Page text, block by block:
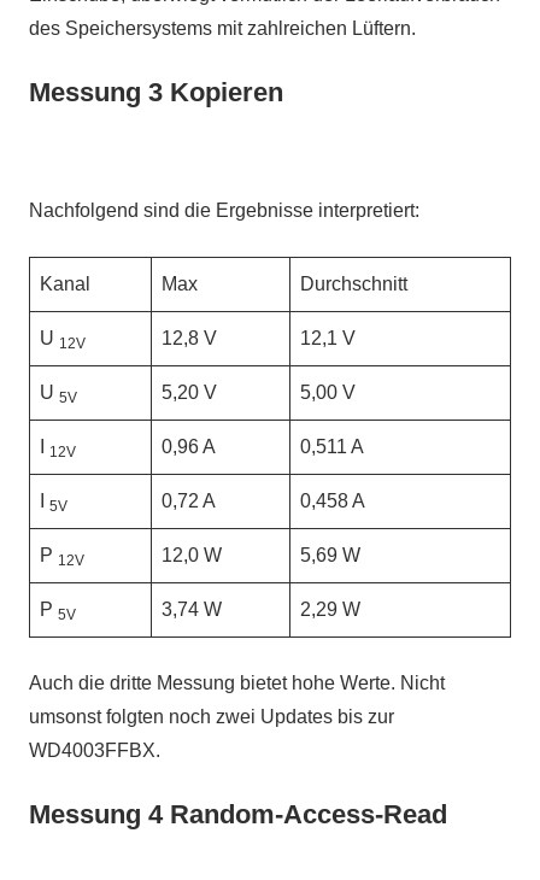
des Speichersystems mit zahlreichen Lüftern.
Messung 3 Kopieren
Nachfolgend sind die Ergebnisse interpretiert:
Kanal Max Durchschnitt
U 12V 12,8 V 12,1 V
U 5V 5,20 V 5,00 V
12V 0,96 A 0,511 A
5V 0,72 A 0,458 A
P 12V 12,0 W 5,69 W
P 5V 3,74 W 2,29 W
Auch die dritte Messung bietet hohe Werte. Nicht
umsonst folgten noch zwei Updates bis zur
WD4003FFBX.
Messung 4 Random-Access-Read